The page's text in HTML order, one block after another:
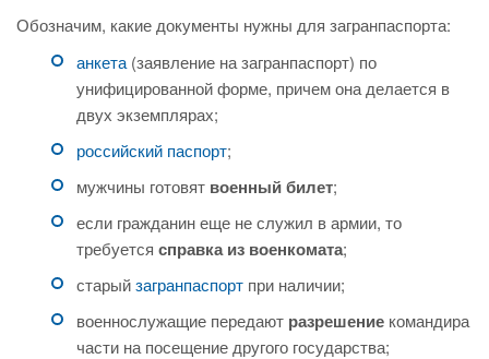
Обозначим, какие документы нужны для загранпаспорта:
анкета (заявление на загранпаспорт) по
унифицированной форме, причем она делается в
двух экземплярах;
российский паспорт;
мужчины готовят военный билет;
если гражданин еще не служил в армии, то
требуется справка из военкомата;
старыйзагранпаспорт при наличии;
военнослужащие передают разрешение командира
части на посещение другого государства;